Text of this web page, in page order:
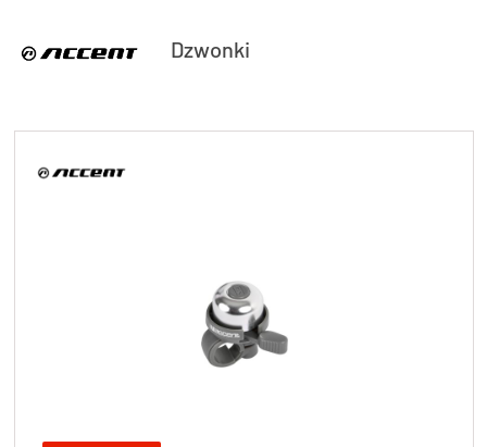
Sprawdź teraz >>>
KryptoFlex Key Cable
89,00 zł*
Dzwonki